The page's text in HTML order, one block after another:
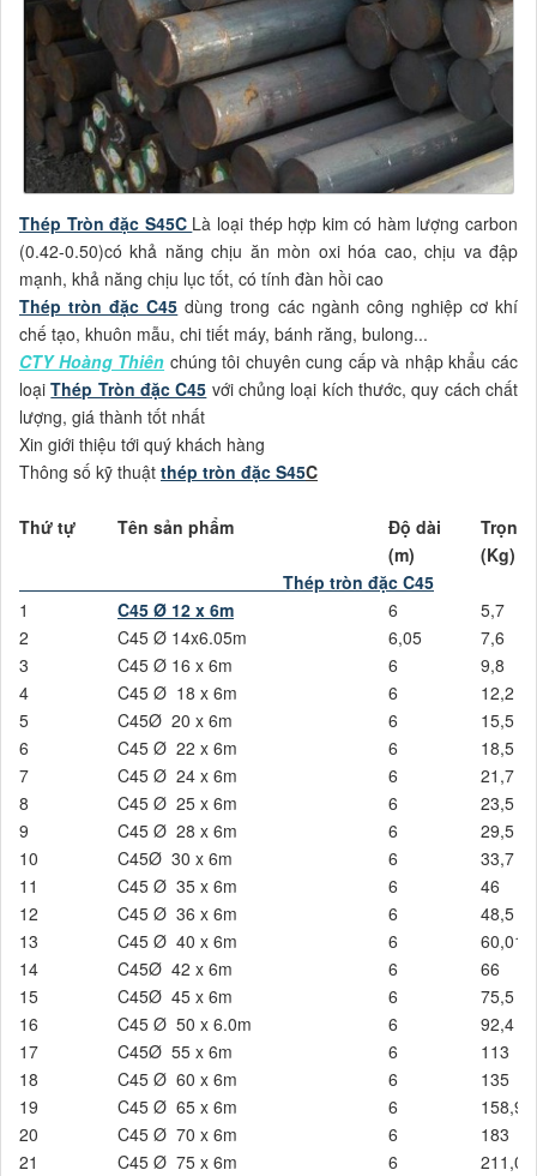
Thép Tròn đặc S45C Là loại thép hợp kim có hàm lượng carbon
(0.42-0.50)có khả năng chịu ăn mòn oxi hóa cao, chịu va đập
mạnh, khả năng chịu lục tốt, có tính đàn hồi cao
Thép tròn đặc C45 dùng trong các ngành công nghiệp cơ khí
chế tạo, khuôn mẫu, chi tiết máy, bánh răng, bulong...
CTY Hoàng Thiên chúng tôi chuyên cung cấp và nhập khẩu các
loạiThép Tròn đặc C45 với chủng loại kích thước, quy cách chất
lượng, giá thành tốt nhất
Xin giới thiệu tới quý khách hàng
Thông số kỹ thuật thép tròn đặc S45C
Thứ tự Tên sản phẩm Độ dài
Trọng
(m)
(Kg)
Thép tròn đặc C45
1
C45 Ø 12 x 6m 6
5,7
2
C45 Ø 14x6.05m 6,05
7,6
3
C45 Ø 16 x 6m 6
9,8
4
C45 Ø 18 x 6m 6
12,2
5
C45Ø 20 x 6m 6
15,5
6
C45 Ø 22 x 6m 6
18,5
7
C45 Ø 24 x 6m 6
21,7
8
C45 Ø 25 x 6m 6
23,5
9
C45 Ø 28 x 6m 6
29,5
10
C45Ø 30 x 6m 6
33,7
11
C45 Ø 35 x 6m 6
46
12
C45 Ø 36 x 6m 6
48,5
13
C45 Ø 40 x 6m 6
60,01
14
C45Ø 42 x 6m 6
66
15
C45Ø 45 x 6m 6
75,5
16
C45 Ø 50 x 6.0m 6
92,4
17
C45Ø 55 x 6m 6
113
18
C45 Ø 60 x 6m 6
135
19
C45 Ø 65 x 6m 6
158,9
20
C45 Ø 70 x 6m 6
183
21
C45 Ø 75 x 6m 6
211,01